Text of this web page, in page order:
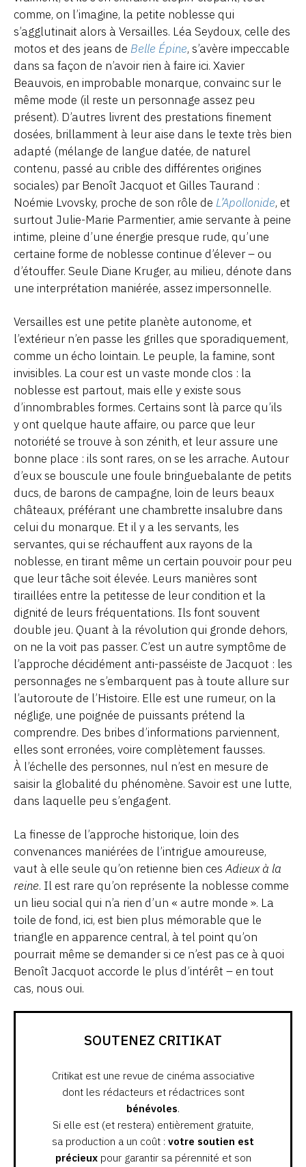
comme, on l’imagine, la petite noblesse qui
s’agglutinait alors à Versailles. Léa Seydoux, celle des
motos et des jeans de Belle Épine, s’avère impeccable
dans sa façon de n’avoir rien à faire ici. Xavier
Beauvois, en improbable monarque, convainc sur le
même mode (il reste un personnage assez peu
présent). D’autres livrent des prestations finement
dosées, brillamment à leur aise dans le texte très bien
adapté (mélange de langue datée, de naturel
contenu, passé au crible des différentes origines
sociales) par Benoît Jacquot et Gilles Taurand :
Noémie Lvovsky, proche de son rôle de L’Apollonide, et
surtout Julie-Marie Parmentier, amie servante à peine
intime, pleine d’une énergie presque rude, qu’une
certaine forme de noblesse continue d’élever – ou
d’étouffer. Seule Diane Kruger, au milieu, dénote dans
une interprétation maniérée, assez impersonnelle.
Versailles est une petite planète autonome, et
l’extérieur n’en passe les grilles que sporadiquement,
comme un écho lointain. Le peuple, la famine, sont
invisibles. La cour est un vaste monde clos : la
noblesse est partout, mais elle y existe sous
d’innombrables formes. Certains sont là parce qu’ils
y ont quelque haute affaire, ou parce que leur
notoriété se trouve à son zénith, et leur assure une
bonne place : ils sont rares, on se les arrache. Autour
d’eux se bouscule une foule bringuebalante de petits
ducs, de barons de campagne, loin de leurs beaux
châteaux, préférant une chambrette insalubre dans
celui du monarque. Et il y a les servants, les
servantes, qui se réchauffent aux rayons de la
noblesse, en tirant même un certain pouvoir pour peu
que leur tâche soit élevée. Leurs manières sont
tiraillées entre la petitesse de leur condition et la
dignité de leurs fréquentations. Ils font souvent
double jeu. Quant à la révolution qui gronde dehors,
on ne la voit pas passer. C’est un autre symptôme de
l’approche décidément anti-passéiste de Jacquot : les
personnages ne s’embarquent pas à toute allure sur
l’autoroute de l’Histoire. Elle est une rumeur, on la
néglige, une poignée de puissants prétend la
comprendre. Des bribes d’informations parviennent,
elles sont erronées, voire complètement fausses.
À l’échelle des personnes, nul n’est en mesure de
saisir la globalité du phénomène. Savoir est une lutte,
dans laquelle peu s’engagent.
La finesse de l’approche historique, loin des
convenances maniérées de l’intrigue amoureuse,
vaut à elle seule qu’on retienne bien cesAdieux à la
reine. Il est rare qu’on représente la noblesse comme
un lieu social qui n’a rien d’un « autre monde ». La
toile de fond, ici, est bien plus mémorable que le
triangle en apparence central, à tel point qu’on
pourrait même se demander si ce n’est pas ce à quoi
Benoît Jacquot accorde le plus d’intérêt – en tout
cas, nous oui.
SOUTENEZ CRITIKAT
Critikat est une revue de cinéma associative
dont les rédacteurs et rédactrices sont
bénévoles.
Si elle est (et restera) entièrement gratuite,
sa production a un coût : votre soutien est
précieuxpour garantir sa pérennité et son